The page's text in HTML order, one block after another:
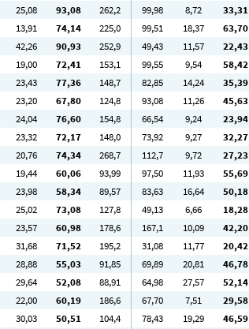
25,08 93,08 262,2 99,98 8,72 33,31
13,91 74,14 225,0 99,51 18,37 63,70
42,26 90,93 252,9 49,43 11,57 22,43
19,00 72,41 153,1 99,55 9,54 58,42
23,43 77,36 148,7 82,85 14,24 35,39
23,20 67,80 124,8 93,08 11,26 45,63
24,04 76,60 154,8 66,54 9,24 23,94
23,32 72,17 148,0 73,92 9,27 32,27
20,76 74,34 268,7 112,7 9,72 27,23
19,44 60,06 93,99 97,50 11,93 55,69
23,98 58,34 89,57 83,63 16,64 50,18
25,02 73,08 127,8 49,13 6,66 18,28
23,57 60,98 178,6 167,1 10,09 42,20
31,68 71,52 195,2 31,08 11,77 20,42
28,88 55,03 91,85 69,89 20,81 46,78
29,64 52,08 88,91 64,98 27,57 52,14
22,00 60,19 186,6 67,70 7,51 29,58
30,03 50,51 104,4 78,43 19,29 46,59